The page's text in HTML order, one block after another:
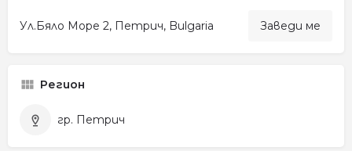
Ул.Бяло Море 2, Петрич, Bulgaria Заведи ме
Регион
гр. Петрич